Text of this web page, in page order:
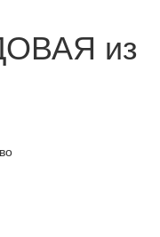
из